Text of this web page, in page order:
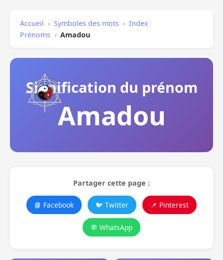
Accueil › Symboles des mots › Index
Prénoms › Amadou
Signification du prénom
Amadou
Partager cette page :
📘 Facebook 🐦 Twitter 📌 Pinterest
💬 WhatsApp